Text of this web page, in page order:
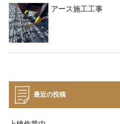
アース施工工事
最近の投稿